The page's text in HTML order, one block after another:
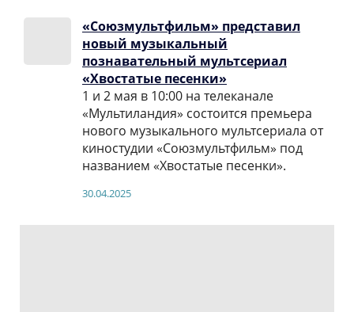
«Союзмультфильм» представил
новый музыкальный
познавательный мультсериал
«Хвостатые песенки»
1 и 2 мая в 10:00 на телеканале
«Мультиландия» состоится премьера
нового музыкального мультсериала от
киностудии «Союзмультфильм» под
названием «Хвостатые песенки».
30.04.2025